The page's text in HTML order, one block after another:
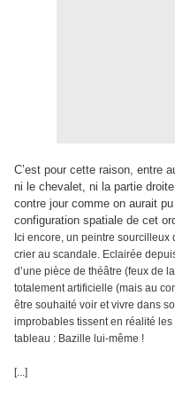
C’est pour cette raison, entre
ni le chevalet, ni la partie
contre jour comme on aurait
configuration spatiale de cet
Ici encore, un peintre sourcilleux
crier au scandale. Eclairée
d’une pièce de théâtre (feux de
totalement artificielle (mais au
être souhaité voir et vivre dans
improbables tissent en réalité
tableau : Bazille lui-même !
[...]